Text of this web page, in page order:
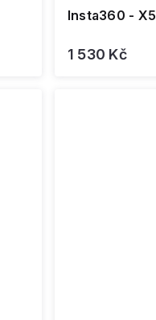
Insta360 -
1 530 Kč